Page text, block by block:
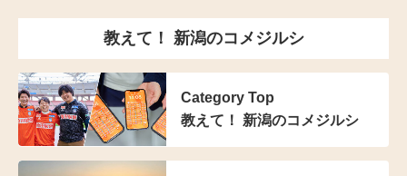
教えて！ 新潟のコメジルシ
Category Top
教えて！ 新潟のコメジルシ